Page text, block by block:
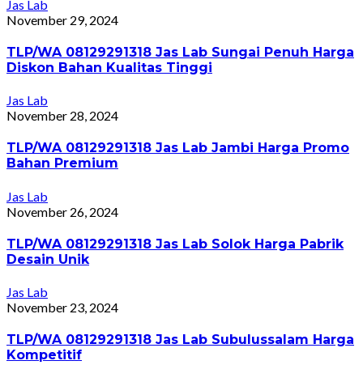
Jas Lab
November 29, 2024
TLP/WA 08129291318 Jas Lab Sungai Penuh Harga
Diskon Bahan Kualitas Tinggi
Jas Lab
November 28, 2024
TLP/WA 08129291318 Jas Lab Jambi Harga Promo
Bahan Premium
Jas Lab
November 26, 2024
TLP/WA 08129291318 Jas Lab Solok Harga Pabrik
Desain Unik
Jas Lab
November 23, 2024
TLP/WA 08129291318 Jas Lab Subulussalam Harga
Kompetitif